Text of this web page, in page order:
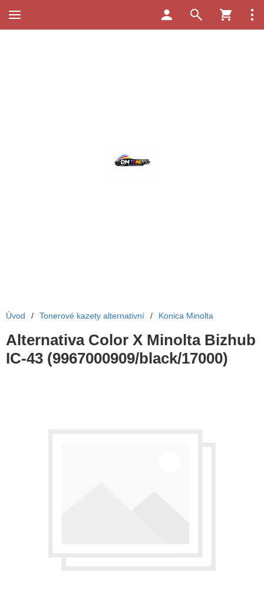
Úvod / Tonerové kazety alternativní / Konica Minolta
Alternativa Color X Minolta Bizhub
IC-43 (9967000909/black/17000)